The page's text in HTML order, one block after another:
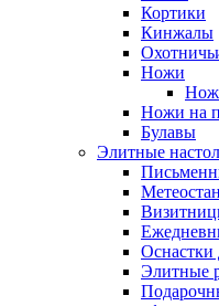
Кортики
Кинжалы
Ножи
Нож
Ножи на
Булавы
Элитные
Оснастки
Элитные